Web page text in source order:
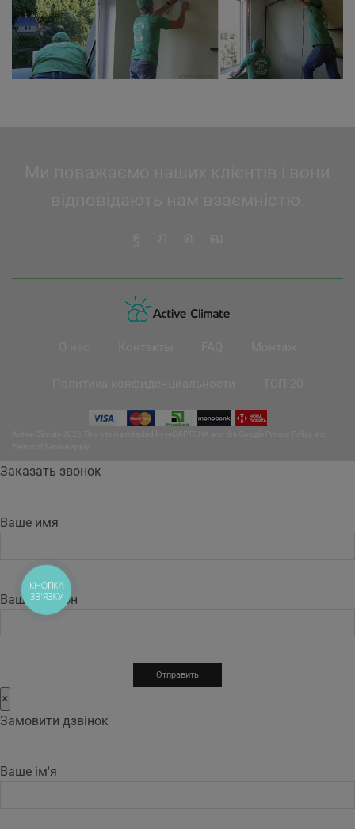
Заказать звонок
Ваше имя
Ваш телефон
×
Замовити дзвінок
Ваше ім'я
КНОПКА
ЗВ'ЯЗКУ